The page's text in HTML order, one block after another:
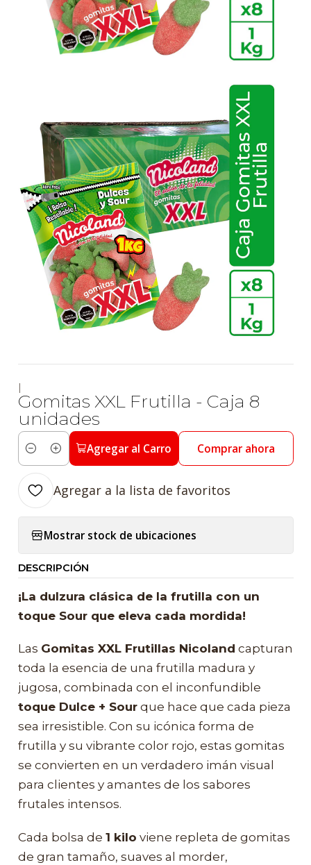
|
Gomitas XXL Frutilla - Caja 8
unidades
Cantidad
Agregar al Carro Comprar ahora
Agregar a la lista de favoritos
Mostrar stock de ubicaciones
DESCRIPCIÓN
¡La dulzura clásica de la frutilla con un
toque Sour que eleva cada mordida!
Las Gomitas XXL Frutillas Nicoland capturan
toda la esencia de una frutilla madura y
jugosa, combinada con el inconfundible
toque Dulce + Sourque hace que cada pieza
sea irresistible. Con su icónica forma de
frutilla y su vibrante color rojo, estas gomitas
se convierten en un verdadero imán visual
para clientes y amantes de los sabores
frutales intensos.
Cada bolsa de 1 kilo viene repleta de gomitas
de gran tamaño, suaves al morder,